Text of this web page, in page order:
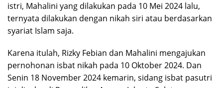
istri, Mahalini yang dilakukan pada 10 Mei 2024 lalu,
ternyata dilakukan dengan nikah siri atau berdasarkan
syariat Islam saja.
Karena itulah, Rizky Febian dan Mahalini mengajukan
pernohonan isbat nikah pada 10 Oktober 2024. Dan
Senin 18 November 2024 kemarin, sidang isbat pasutri